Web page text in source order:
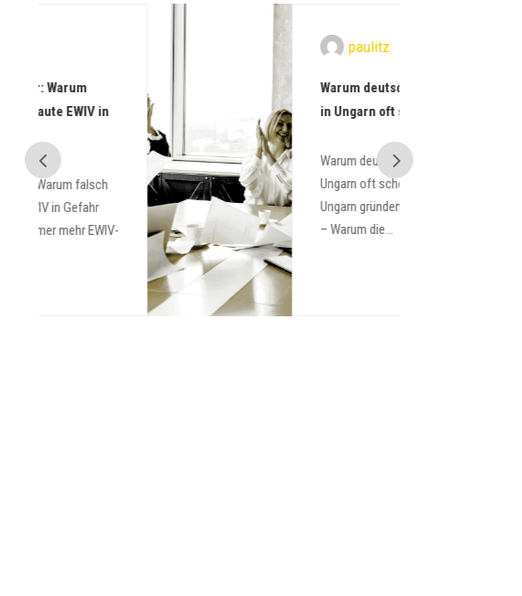
Warum deutsche Gründer
in Ungarn oft scheitern
Warum deutsche Gründer in
Ungarn oft scheitern Firma in
Ungarn gründen als Deutscher
– Warum die...